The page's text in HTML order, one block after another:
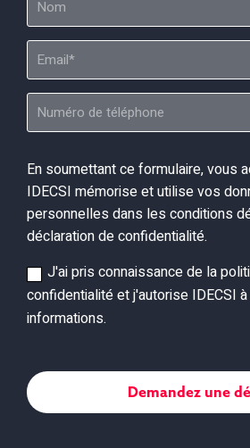
En soumettant ce formulaire, vous
IDECSI mémorise et utilise vos
personnelles dans les conditions
déclaration de confidentialité.
J'ai pris connaissance de la
confidentialité et j'autorise IDECSI
informations.